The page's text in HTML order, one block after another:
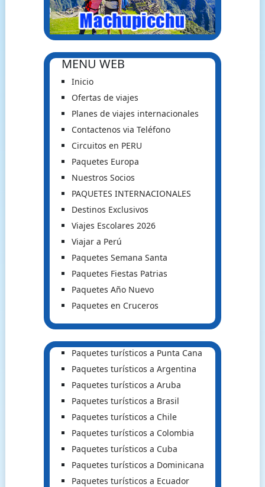
MENU WEB
Inicio
Ofertas de viajes
Planes de viajes internacionales
Contactenos via Teléfono
Circuitos en PERU
Paquetes Europa
Nuestros Socios
PAQUETES INTERNACIONALES
Destinos Exclusivos
Viajes Escolares 2026
Viajar a Perú
Paquetes Semana Santa
Paquetes Fiestas Patrias
Paquetes Año Nuevo
Paquetes en Cruceros
Paquetes turísticos a Punta Cana
Paquetes turísticos a Argentina
Paquetes turísticos a Aruba
Paquetes turísticos a Brasil
Paquetes turísticos a Chile
Paquetes turísticos a Colombia
Paquetes turísticos a Cuba
Paquetes turísticos a Dominicana
Paquetes turísticos a Ecuador